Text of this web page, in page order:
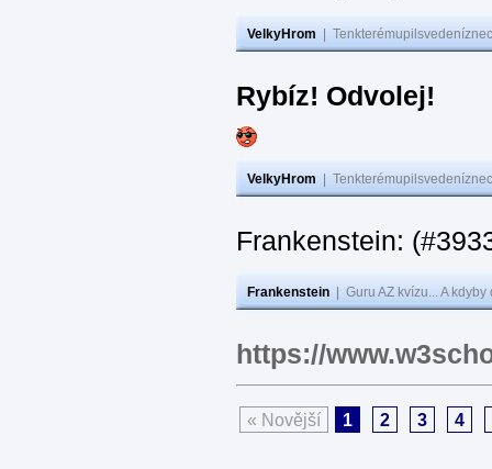
VelkyHrom
Rybíz! Odvolej!
VelkyHrom
Frankenstein:
Frankenstein Guru AZ kvízu... A
https://
« Novější 1 2 3 4